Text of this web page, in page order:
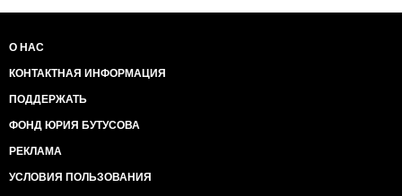
О НАС
КОНТАКТНАЯ ИНФОРМАЦИЯ
ПОДДЕРЖАТЬ
ФОНД ЮРИЯ БУТУСОВА
РЕКЛАМА
УСЛОВИЯ ПОЛЬЗОВАНИЯ